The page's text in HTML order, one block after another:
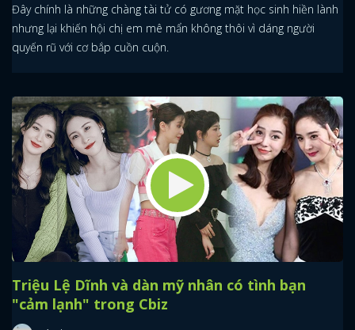
Đây chính là những chàng tài tử có gương mặt học sinh hiền lành
nhưng lại khiến hội chị em mê mẩn không thôi vì dáng người
quyến rũ với cơ bắp cuồn cuộn.
Triệu Lệ Dĩnh và dàn mỹ nhân có tình bạn
"cảm lạnh" trong Cbiz